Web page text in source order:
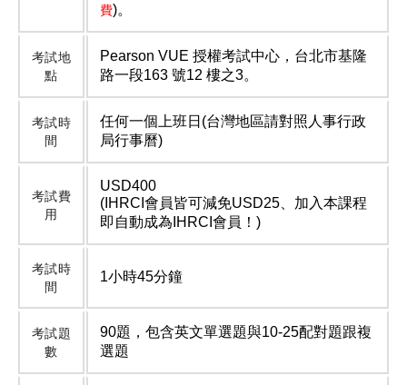
費)。
考試地
點
Pearson VUE 授權考試中心，台北市基隆
路一段163 號12 樓之3。
考試時
間
任何一個上班日(台灣地區請對照人事行政
局行事曆)
考試費
用
USD400
(IHRCI會員皆可減免USD25、加入本課程
即自動成為IHRCI會員！)
考試時
間
1小時45分鐘
考試題
數
90題，包含英文單選題與10-25配對題跟複
選題